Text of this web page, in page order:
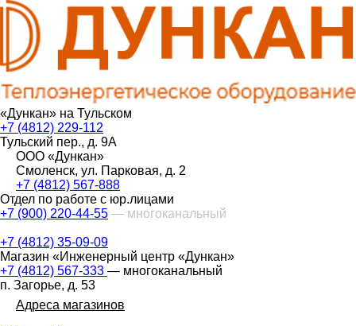
«Дункан» на Тульском
+7 (4812) 229-112
Тульский пер., д. 9А
ООО «Дункан»
Смоленск, ул. Парковая, д. 2
+7 (4812) 567-888
Отдел по работе с юр.лицами
+7 (900) 220-44-55 — многоканальный
+7 (4812) 35-09-09
Магазин «Инженерный центр «Дункан»
+7 (4812) 567-333 — многоканальный
п. Загорье, д. 53
Адреса магазинов